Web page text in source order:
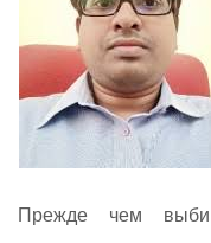
Прежде чем